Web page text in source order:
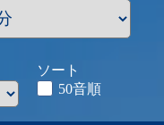
ソート
50音順